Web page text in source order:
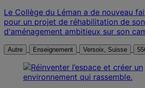
Le Collège du Léman a de nouveau
pour un projet de réhabilitation de
d'aménagement ambitieux sur son
Autre Enseignement Versoix, Suisse